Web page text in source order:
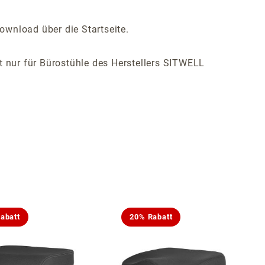
über die Startseite.
für Bürostühle des Herstellers SITWELL
20% Rabatt